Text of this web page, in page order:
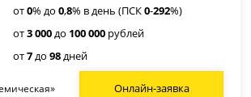
от0% до0,8% в день (ПСК0-292%)
от3 000до 100 000 рублей
от7до98дней
Онлайн-заявка